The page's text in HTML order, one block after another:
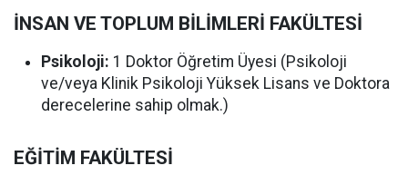
İNSAN VE TOPLUM BİLİMLERİ FAKÜLTESİ
Psikoloji: 1 Doktor Öğretim Üyesi (Psikoloji
ve/veya Klinik Psikoloji Yüksek Lisans ve Doktora
derecelerine sahip olmak.)
EĞİTİM FAKÜLTESİ